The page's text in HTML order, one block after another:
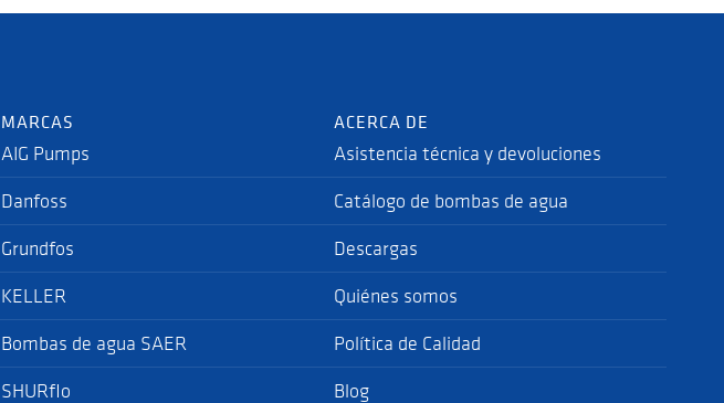
MARCAS
AIG Pumps
Danfoss
Grundfos
KELLER
Bombas de agua SAER
SHURflo
ACERCA DE
Asistencia técnica y devoluciones
Catálogo de bombas de agua
Descargas
Quiénes somos
Política de Calidad
Blog